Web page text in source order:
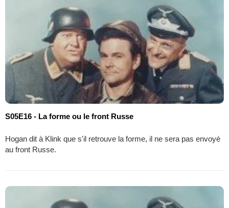
S05E16 - La forme ou le front Russe
Hogan dit à Klink que s'il retrouve la forme, il ne sera pas envoyé
au front Russe.